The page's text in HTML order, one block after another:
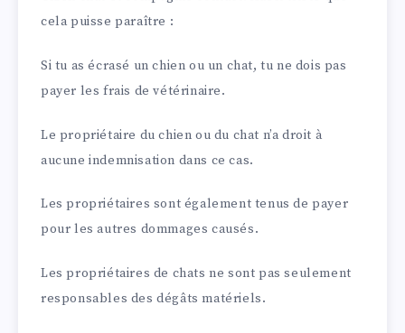
cela puisse paraître :
Si tu as écrasé un chien ou un chat, tu ne dois pas
payer les frais de vétérinaire.
Le propriétaire du chien ou du chat n’a droit à
aucune indemnisation dans ce cas.
Les propriétaires sont également tenus de payer
pour les autres dommages causés.
Les propriétaires de chats ne sont pas seulement
responsables des dégâts matériels.